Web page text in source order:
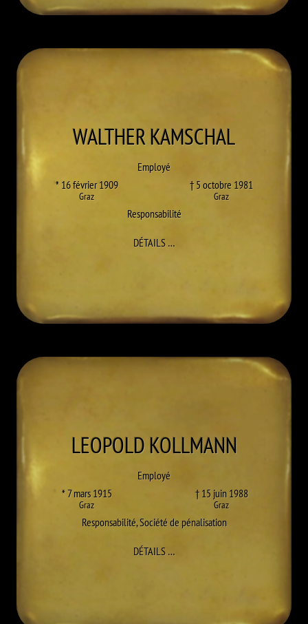
WALTHERKAMSCHAL
Employé
* 16 février 1909
Graz
† 5 octobre 1981
Graz
Responsabilité
DÉTAILS…À WALTHER KAMSCHAL
LEOPOLDKOLLMANN
Employé
* 7 mars 1915
Graz
† 15 juin 1988
Graz
Responsabilité,Société de pénalisation
DÉTAILS…À LEOPOLD KOLLMANN